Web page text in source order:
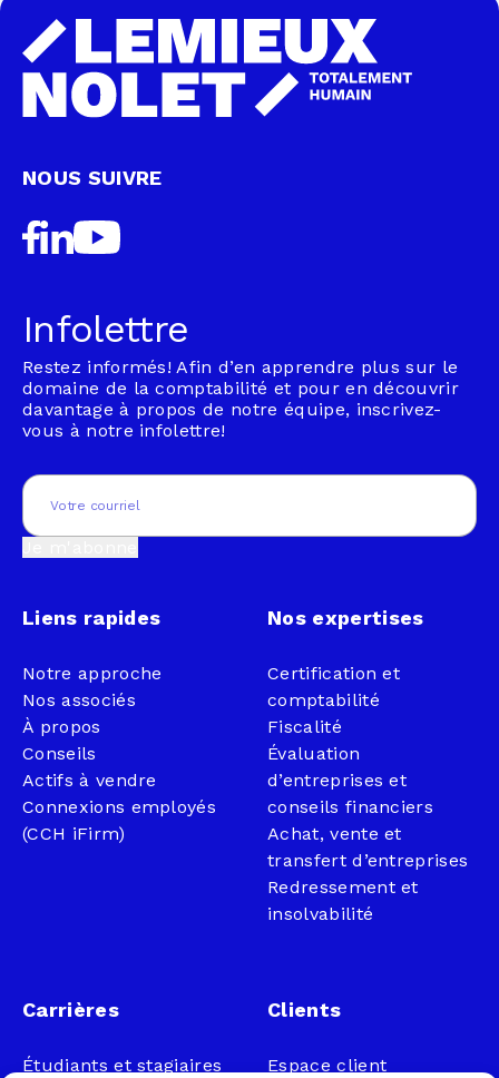
NOUS SUIVRE
Infolettre
Restez informés! Afin d’en apprendre plus sur le
domaine de la comptabilité et pour en découvrir
davantage à propos de notre équipe, inscrivez-
vous à notre infolettre!
Email
Liens rapides
Notre approche
Nos associés
À propos
Conseils
Actifs à vendre
Connexions employés
(CCH iFirm)
Nos expertises
Certification et
comptabilité
Fiscalité
Évaluation
d’entreprises et
conseils financiers
Achat, vente et
transfert d’entreprises
Redressement et
insolvabilité
Carrières
Étudiants et stagiaires
Clients
Espace client